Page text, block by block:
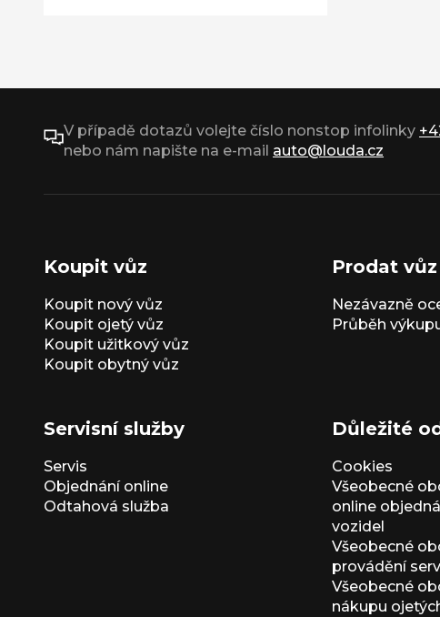
V případě dotazů volejte číslo nonstop infolinky
nebo nám napište na e-mail auto@louda.cz
Koupit vůz
Koupit nový vůz
Koupit ojetý vůz
Koupit užitkový vůz
Koupit obytný vůz
Prodat vůz
Nezávazně
Průběh
Servisní služby
Servis
Objednání online
Odtahová služba
Důležité
Cookies
Všeobecné
online
vozidel
Všeobecné
provádění
Všeobecné
nákupu